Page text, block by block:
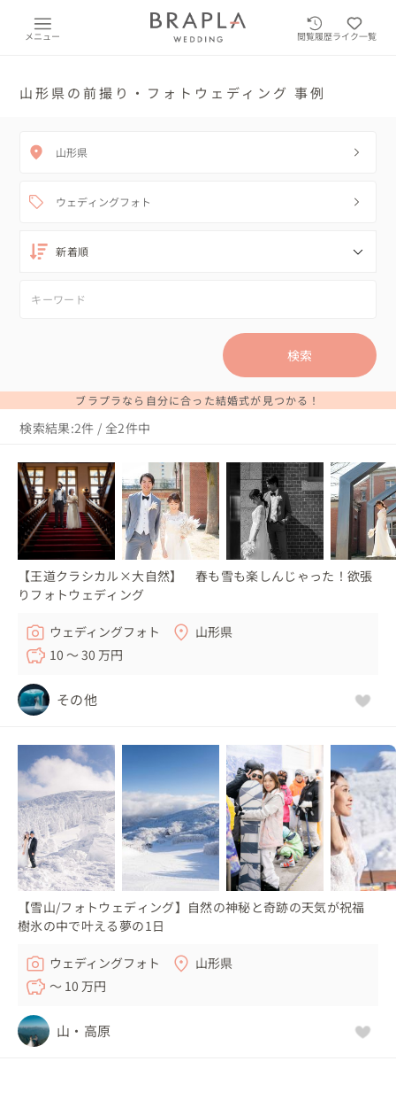
メニュー 閲覧履歴ライク一覧
山形県の前撮り・フォトウェディング 事例
山形県
ウェディングフォト
検索
ブラプラなら自分に合った結婚式が見つかる！
検索結果:2件 / 全2件中
【王道クラシカル×大自然】 春も雪も楽しんじゃった！欲張
りフォトウェディング
ウェディングフォト
山形県
10 〜 30 万円
その他
【雪山/フォトウェディング】自然の神秘と奇跡の天気が祝福
樹氷の中で叶える夢の1日
ウェディングフォト
山形県
〜 10 万円
山・高原